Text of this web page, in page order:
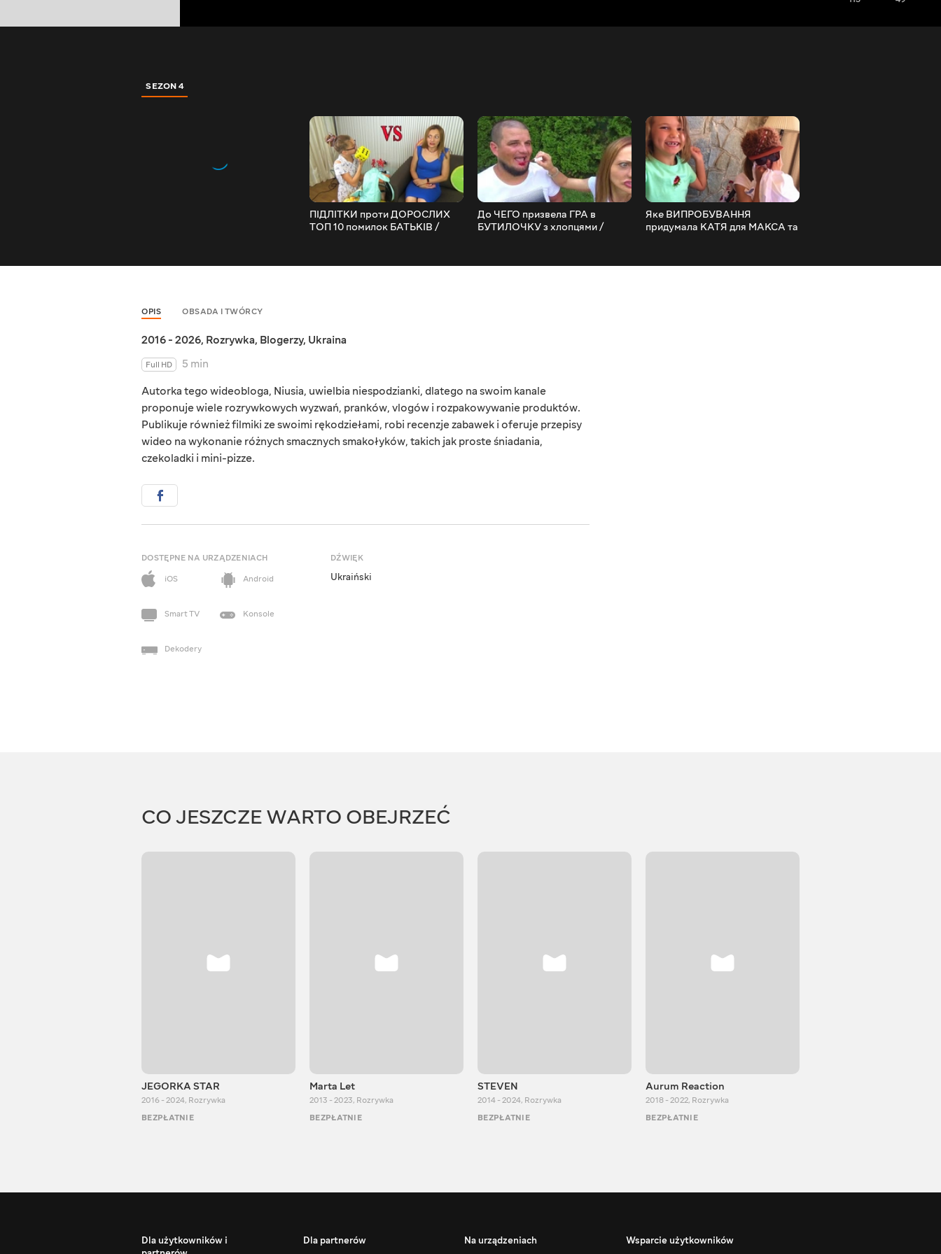
SEZON 4
ПІДЛІТКИ проти ДОРОСЛИХ
ТОП 10 помилок БАТЬКІВ /
До ЧЕГО призвела ГРА в
БУТИЛОЧКУ з хлопцями /
Яке ВИПРОБУВАННЯ
придумала КАТЯ для МАКСА та
Вирішувати / НЮСЯ ТБ
OPIS OBSADA I TWÓRCY
2016 - 2026, Rozrywka, Blogerzy, Ukraina
Full HD
5 min
Autorka tego wideobloga, Niusia, uwielbia niespodzianki, dlatego na swoim kanale
proponuje wiele rozrywkowych wyzwań, pranków, vlogów i rozpakowywanie produktów.
Publikuje również filmiki ze swoimi rękodziełami, robi recenzje zabawek i oferuje przepisy
wideo na wykonanie różnych smacznych smakołyków, takich jak proste śniadania,
czekoladki i mini-pizze.
DOSTĘPNE NA URZĄDZENIACH
iOS
Android
Smart TV Konsole
Dekodery
DŹWIĘK
Ukraiński
CO JESZCZE WARTO OBEJRZEĆ
JEGORKA STAR
2016 - 2024, Rozrywka
BEZPŁATNIE
Marta Let
2013 - 2023, Rozrywka
BEZPŁATNIE
STEVEN
2014 - 2024, Rozrywka
BEZPŁATNIE
Aurum Reaction
2018 - 2022, Rozrywka
BEZPŁATNIE
Dla użytkowników i
Dla partnerów Na urządzeniach Wsparcie użytkowników